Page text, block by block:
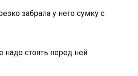
забрала у него сумку с
стоять перед ней